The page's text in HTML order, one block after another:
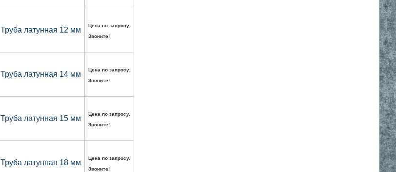
Труба латунная 12 мм
Цена по запросу.
Звоните!
Труба латунная 14 мм
Цена по запросу.
Звоните!
Труба латунная 15 мм
Цена по запросу.
Звоните!
Труба латунная 18 мм
Цена по запросу.
Звоните!